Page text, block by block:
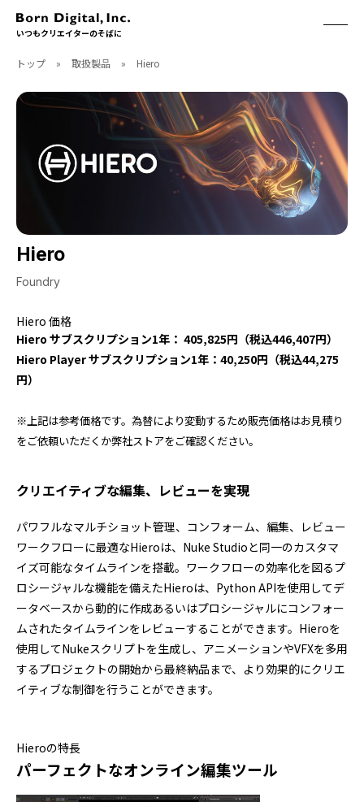
いつもクリエイターのそばに
ABOUT
CONTACT
RECRUIT
クリエイターズID
取扱製品
CGWORLD
月刊誌
別冊
アート/イラスト
映像/映画/アニメ
トレーニング
チュートリアル
その他
x facebookyoutube
トップ » 取扱製品 » Hiero
Hiero
Foundry
Hiero 価格
Hiero サブスクリプション1年： 405,825円（税込446,407円）
Hiero Player サブスクリプション1年：40,250円（税込44,275
円）
※上記は参考価格です。為替により変動するため販売価格はお見積り
をご依頼いただくか弊社ストアをご確認ください。
クリエイティブな編集、レビューを実現
パワフルなマルチショット管理、コンフォーム、編集、レビュー
ワークフローに最適なHieroは、Nuke Studioと同一のカスタマ
イズ可能なタイムラインを搭載。ワークフローの効率化を図るプ
ロシージャルな機能を備えたHieroは、Python APIを使用してデ
ータベースから動的に作成あるいはプロシージャルにコンフォー
ムされたタイムラインをレビューすることができます。Hieroを
使用してNukeスクリプトを生成し、アニメーションやVFXを多用
するプロジェクトの開始から最終納品まで、より効果的にクリエ
イティブな制御を行うことができます。
Hieroの特長
パーフェクトなオンライン編集ツール